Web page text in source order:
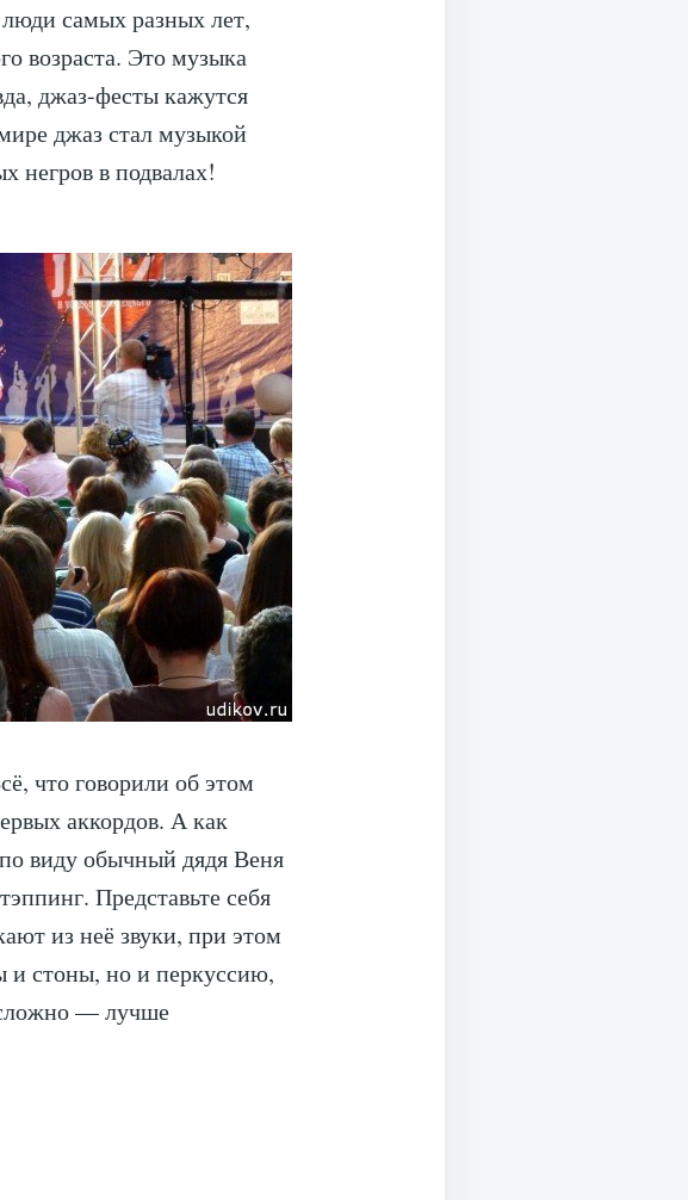
самых разных лет,
возраста. Это музыка
джаз-фесты кажутся
джаз стал музыкой
негров в подвалах!
что говорили об этом
аккордов. А как
виду обычный дядя Веня
Представьте себя
из неё звуки, при этом
и стоны, но и перкуссию,
сложно — лучше